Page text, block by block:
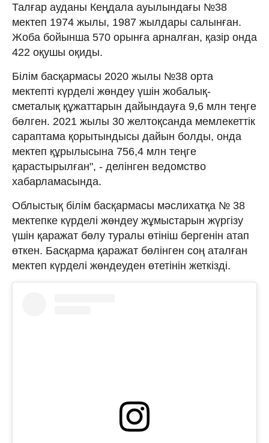
Талғар ауданы Кеңдала ауылындағы №38
мектеп 1974 жылы, 1987 жылдары салынған.
Жоба бойынша 570 орынға арналған, қазір онда
422 оқушы оқиды.
Білім басқармасы 2020 жылы №38 орта
мектепті күрделі жөндеу үшін жобалық-
сметалық құжаттарын дайындауға 9,6 млн теңге
бөлген. 2021 жылы 30 желтоқсанда мемлекеттік
сараптама қорытындысы дайын болды, онда
мектеп құрылысына 756,4 млн теңге
қарастырылған", - делінген ведомство
хабарламасында.
Облыстық білім басқармасы мәслихатқа № 38
мектепке күрделі жөндеу жұмыстарын жүргізу
үшін қаражат бөлу туралы өтініш бергенін атап
өткен. Басқарма қаражат бөлінген соң аталған
мектеп күрделі жөндеуден өтетінін жеткізді.